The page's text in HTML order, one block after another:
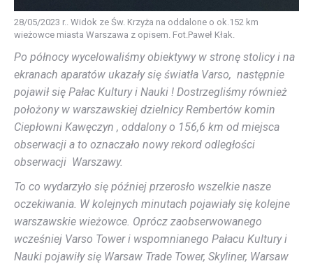
28/05/2023 r.. Widok ze Św. Krzyża na oddalone o ok.152 km
wieżowce miasta Warszawa z opisem. Fot.Paweł Kłak.
Po północy wycelowaliśmy obiektywy w stronę stolicy i na
ekranach aparatów ukazały się światła Varso, następnie
pojawił się Pałac Kultury i Nauki ! Dostrzegliśmy również
położony w warszawskiej dzielnicy Rembertów komin
Ciepłowni Kawęczyn , oddalony o 156,6 km od miejsca
obserwacji a to oznaczało nowy rekord odległości
obserwacji Warszawy.
To co wydarzyło się później przerosło wszelkie nasze
oczekiwania. W kolejnych minutach pojawiały się kolejne
warszawskie wieżowce. Oprócz zaobserwowanego
wcześniej Varso Tower i wspomnianego Pałacu Kultury i
Nauki pojawiły się Warsaw Trade Tower, Skyliner, Warsaw